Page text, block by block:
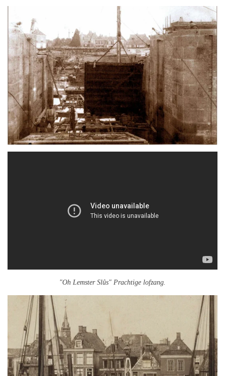
"Oh Lemster Slûs" Prachtige lofzang.